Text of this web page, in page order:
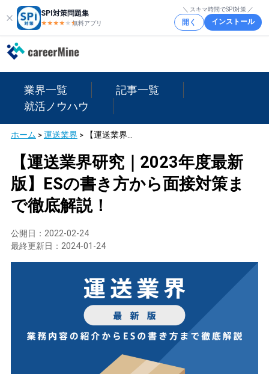
SPI対策問題集
★★★★ ★★
無料アプリ
＼ スキマ時間でSPI対策 ／
開く インストール
業界一覧
記事一覧
就活ノウハウ
ホーム >運送業界 >
【運送業界研究｜2023年度最新
版】ESの書き方から面接対策ま
で徹底解説！
公開日： 2022-02-24
最終更新日： 2024-01-24